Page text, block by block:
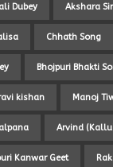
Dubey Akshara
Chhath Song
Bhojpuri Bhakti
kishan Manoj
Arvind
Kanwar Geet